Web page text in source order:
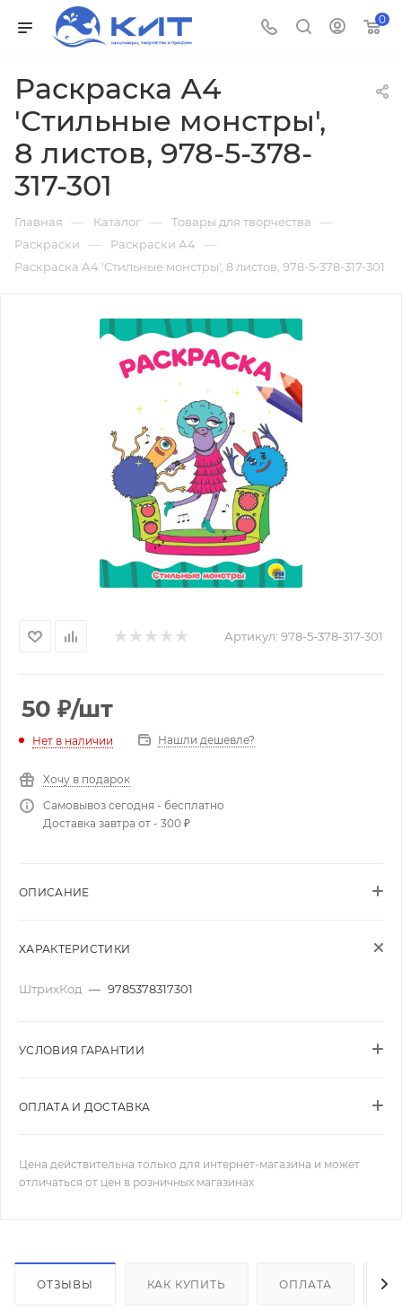
0
Раскраска А4
'Стильные монстры',
8 листов, 978-5-378-
317-301
Главная — Каталог — Товары для творчества —
Раскраски — Раскраски А4 —
Раскраска А4 'Стильные монстры', 8 листов, 978-5-378-317-301
Артикул: 978-5-378-317-301
50 ₽/шт
Нет в наличии Нашли дешевле?
Хочу в подарок
Самовывоз сегодня - бесплатно
Доставка завтра от - 300 ₽
ОПИСАНИЕ
ХАРАКТЕРИСТИКИ
ШтрихКод — 9785378317301
УСЛОВИЯ ГАРАНТИИ
ОПЛАТА И ДОСТАВКА
Цена действительна только для интернет-магазина и может
отличаться от цен в розничных магазинах
ОТЗЫВЫ КАК КУПИТЬ ОПЛАТА